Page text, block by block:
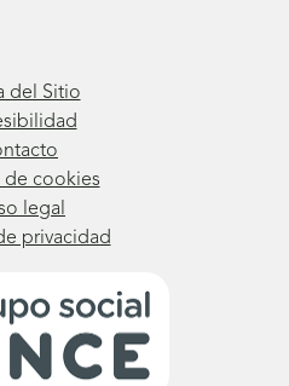
del Sitio
de cookies
legal
privacidad